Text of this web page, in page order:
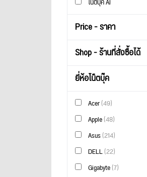
Price - ราคา
Shop - ร้านที่สั่งซื้อได้
ยี่ห้อโน็ตบุ๊ค
Acer(49)
Apple(48)
Asus(214)
DELL(22)
Gigabyte(7)